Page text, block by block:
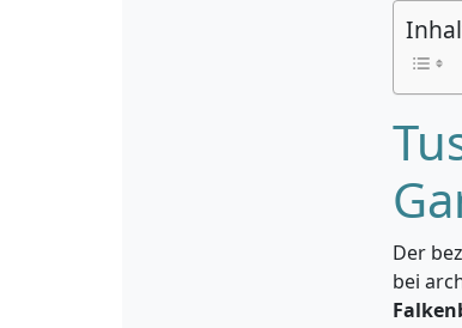
Der
bei